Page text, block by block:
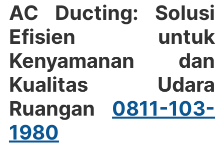
AC Ducting: Solusi
Efisien untuk
Kenyamanan dan
Kualitas Udara
Ruangan 0811-103-
1980